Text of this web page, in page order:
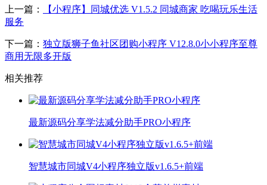
上一篇：
【小程序】同城优选 V1.5.2 同城商家 吃喝玩乐生活
服务
下一篇： 独立版狮子鱼社区团购小程序 V12.8.0小小程序至尊
商用无限多开版
相关推荐
最新源码分享学法减分助手PRO小程序
智慧城市同城V4小程序独立版v1.6.5+前端